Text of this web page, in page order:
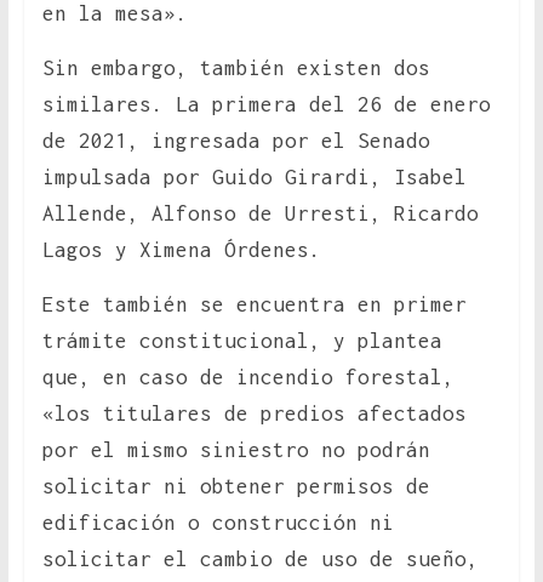
en la mesa».
Sin embargo, también existen dos
similares. La primera del 26 de enero
de 2021, ingresada por el Senado
impulsada por Guido Girardi, Isabel
Allende, Alfonso de Urresti, Ricardo
Lagos y Ximena Órdenes.
Este también se encuentra en primer
trámite constitucional, y plantea
que, en caso de incendio forestal,
«los titulares de predios afectados
por el mismo siniestro no podrán
solicitar ni obtener permisos de
edificación o construcción ni
solicitar el cambio de uso de sueño,